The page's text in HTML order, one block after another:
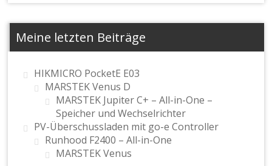
Meine letzten Beiträge
HIKMICRO PocketE E03
MARSTEK Venus D
MARSTEK Jupiter C+ – All-in-One –
Speicher und Wechselrichter
PV-Überschussladen mit go-e Controller
Runhood F2400 – All-in-One
MARSTEK Venus